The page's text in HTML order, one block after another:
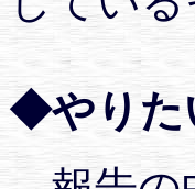
◆やりた